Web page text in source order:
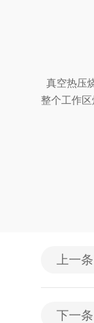
真空热压
整个工作
上一条
下一条